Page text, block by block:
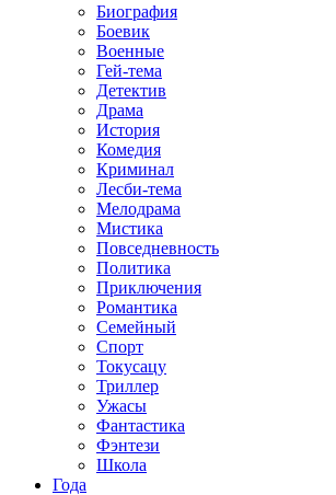
Биография
Боевик
Военные
Гей-тема
Детектив
Драма
История
Комедия
Криминал
Лесби-тема
Мелодрама
Мистика
Повседневность
Политика
Приключения
Романтика
Семейный
Спорт
Токусацу
Триллер
Ужасы
Фантастика
Фэнтези
Школа
Года